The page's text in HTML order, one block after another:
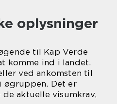
oplysninger
til Kap Verde
komme ind i landet.
ved ankomsten til
øgruppen. Det er
aktuelle visumkrav,